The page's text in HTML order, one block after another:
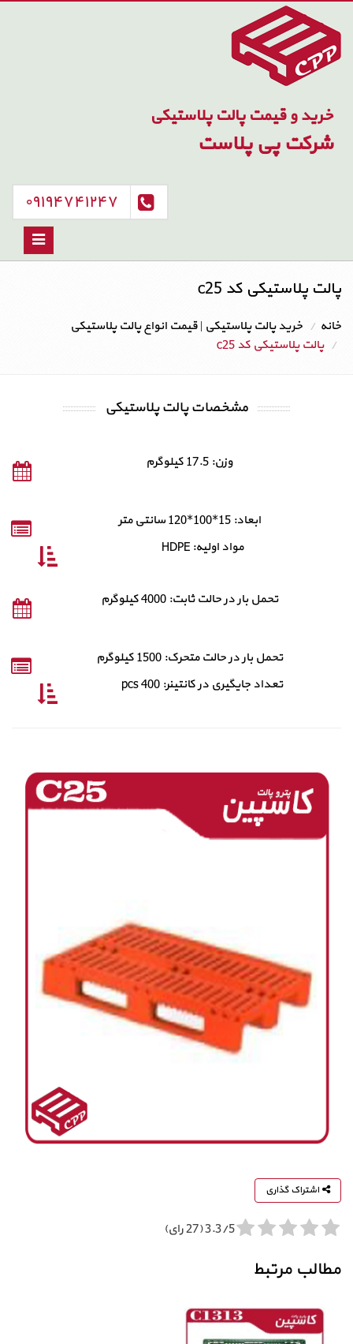
خرید و قیمت پالت پلاستیکی
شرکت پی پلاست
۰۹۱۹۴۷۴۱۲۴۷
Toggle
پالت پلاستیکی کد c25
خانه
خرید پالت پلاستیکی | قیمت انواع پالت پلاستیکی
پالت پلاستیکی کد c25
مشخصات پالت پلاستیکی
وزن: 17.5 کیلوگرم
ابعاد: 15*100*120 سانتی متر
مواد اولیه: HDPE
تحمل بار در حالت ثابت: 4000 کیلوگرم
تحمل بار در حالت متحرک: 1500 کیلوگرم
تعداد جایگیری در کانتینر: 400 pcs
اشتراک گذاری
3.3/5 (27 رای)
مطالب مرتبط